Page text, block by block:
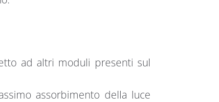
ad altri moduli presenti sul
assorbimento della luce